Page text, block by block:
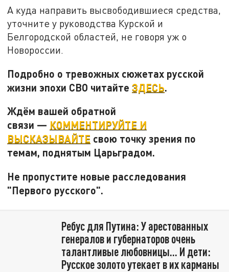
А куда направить высвободившиеся средства,
уточните у руководства Курской и
Белгородской областей, не говоря уж о
Новороссии.
Подробно о тревожных сюжетах русской
жизни эпохи СВО читайтеЗДЕСЬ.
Ждём вашей обратной
связи — КОММЕНТИРУЙТЕ И
ВЫСКАЗЫВАЙТЕ свою точку зрения по
темам, поднятым Царьградом.
Не пропустите новые расследования
"Первого русского".
Ребус для Путина: У арестованных
генералов и губернаторов очень
талантливые любовницы... И дети:
Русское золото утекает в их карманы